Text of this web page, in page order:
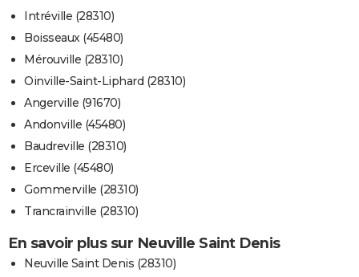
Intréville (28310)
Boisseaux (45480)
Mérouville (28310)
Oinville-Saint-Liphard (28310)
Angerville (91670)
Andonville (45480)
Baudreville (28310)
Erceville (45480)
Gommerville (28310)
Trancrainville (28310)
En savoir plus sur Neuville Saint Denis
Neuville Saint Denis (28310)